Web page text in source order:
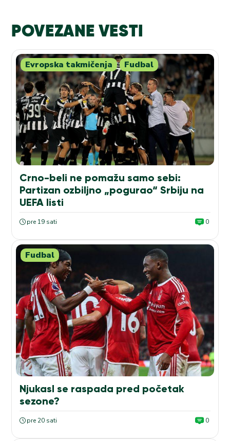
POVEZANE VESTI
Evropska takmičenja Fudbal
Crno-beli ne pomažu samo sebi:
Partizan ozbiljno „pogurao“ Srbiju na
UEFA listi
pre 19 sati 0
Fudbal
Njukasl se raspada pred početak
sezone?
pre 20 sati 0